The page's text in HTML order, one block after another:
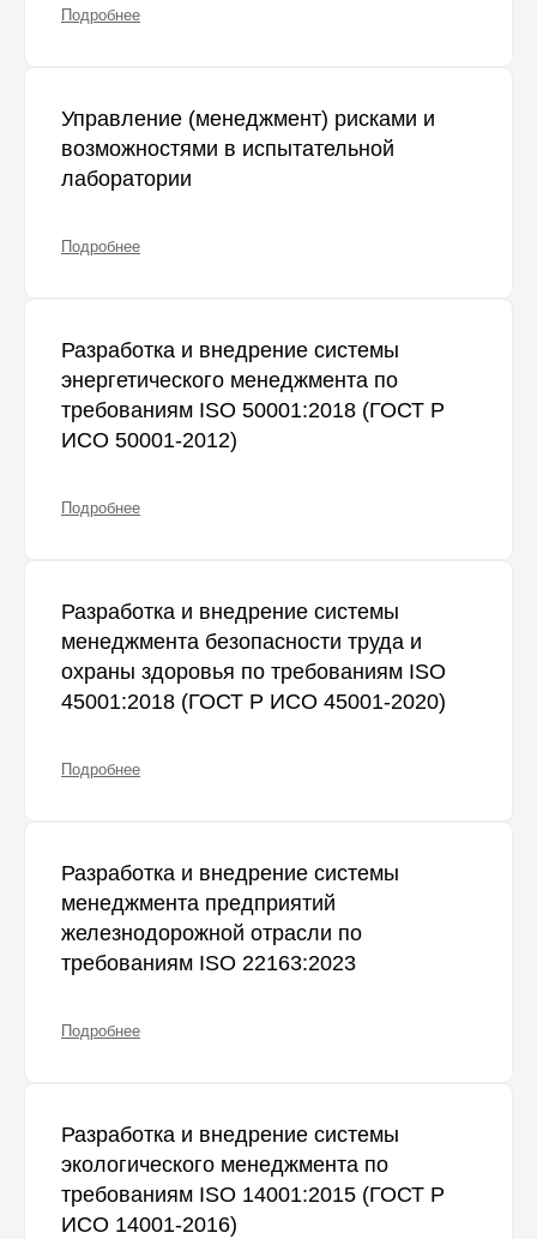
Подробнее
Управление (менеджмент) рисками и
возможностями в испытательной
лаборатории
Подробнее
Разработка и внедрение системы
энергетического менеджмента по
требованиям ISO 50001:2018 (ГОСТ Р
ИСО 50001-2012)
Подробнее
Разработка и внедрение системы
менеджмента безопасности труда и
охраны здоровья по требованиям ISO
45001:2018 (ГОСТ Р ИСО 45001-2020)
Подробнее
Разработка и внедрение системы
менеджмента предприятий
железнодорожной отрасли по
требованиям ISO 22163:2023
Подробнее
Разработка и внедрение системы
экологического менеджмента по
требованиям ISO 14001:2015 (ГОСТ Р
ИСО 14001-2016)